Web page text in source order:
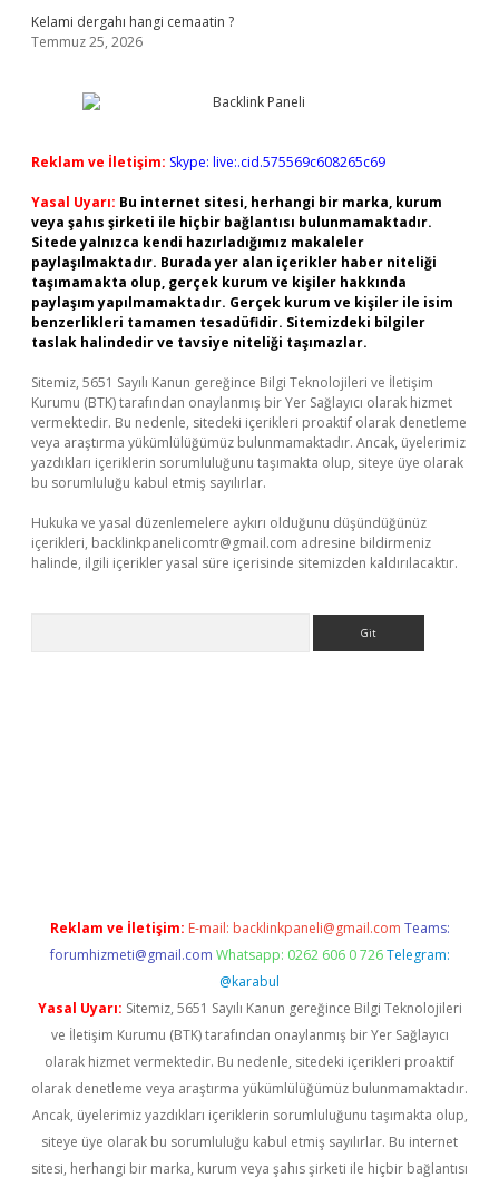
Kelami dergahı hangi cemaatin ?
Temmuz 25, 2026
Reklam ve İletişim: Skype: live:.cid.575569c608265c69
Yasal Uyarı: Bu internet sitesi, herhangi bir marka, kurum
veya şahıs şirketi ile hiçbir bağlantısı bulunmamaktadır.
Sitede yalnızca kendi hazırladığımız makaleler
paylaşılmaktadır. Burada yer alan içerikler haber niteliği
taşımamakta olup, gerçek kurum ve kişiler hakkında
paylaşım yapılmamaktadır. Gerçek kurum ve kişiler ile isim
benzerlikleri tamamen tesadüfidir. Sitemizdeki bilgiler
taslak halindedir ve tavsiye niteliği taşımazlar.
Sitemiz, 5651 Sayılı Kanun gereğince Bilgi Teknolojileri ve İletişim
Kurumu (BTK) tarafından onaylanmış bir Yer Sağlayıcı olarak hizmet
vermektedir. Bu nedenle, sitedeki içerikleri proaktif olarak denetleme
veya araştırma yükümlülüğümüz bulunmamaktadır. Ancak, üyelerimiz
yazdıkları içeriklerin sorumluluğunu taşımakta olup, siteye üye olarak
bu sorumluluğu kabul etmiş sayılırlar.
Hukuka ve yasal düzenlemelere aykırı olduğunu düşündüğünüz
içerikleri, backlinkpanelicomtr@gmail.com adresine bildirmeniz
halinde, ilgili içerikler yasal süre içerisinde sitemizden kaldırılacaktır.
Reklam ve İletişim: E-mail: backlinkpaneli@gmail.com Teams:
forumhizmeti@gmail.com Whatsapp: 0262 606 0 726 Telegram:
@karabul
Yasal Uyarı: Sitemiz, 5651 Sayılı Kanun gereğince Bilgi Teknolojileri
ve İletişim Kurumu (BTK) tarafından onaylanmış bir Yer Sağlayıcı
olarak hizmet vermektedir. Bu nedenle, sitedeki içerikleri proaktif
olarak denetleme veya araştırma yükümlülüğümüz bulunmamaktadır.
Ancak, üyelerimiz yazdıkları içeriklerin sorumluluğunu taşımakta olup,
siteye üye olarak bu sorumluluğu kabul etmiş sayılırlar. Bu internet
sitesi, herhangi bir marka, kurum veya şahıs şirketi ile hiçbir bağlantısı